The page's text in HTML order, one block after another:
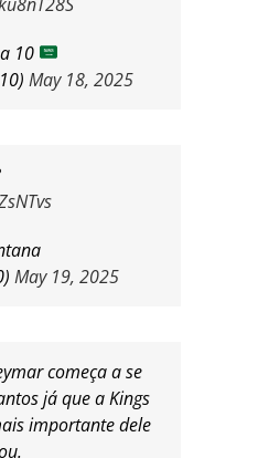
10
May 18, 2025
May 19, 2025
começa a se
já que a Kings
importante dele